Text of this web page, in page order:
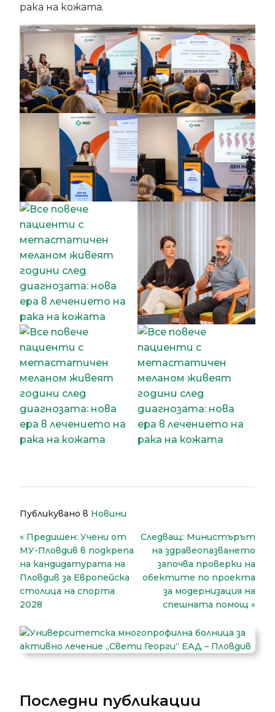
рака на кожата.
Публикувано в Новини
Навигация
Предишен: Учени от
МУ-Пловдив в подкрепа
на кандидатурата на
Пловдив за Европейска
столица на спорта
2028
Следващ: Министърът
на здравеопазването
започва проверки на
обектите по проекта
за модернизация на
спешната помощ
Последни публикации